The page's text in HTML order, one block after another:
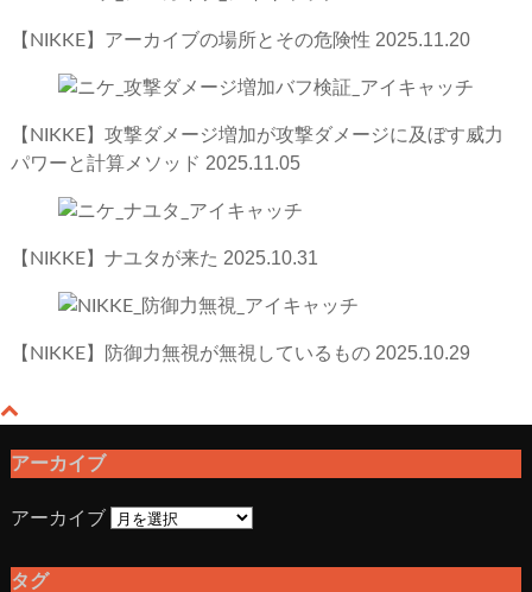
【NIKKE】アーカイブの場所とその危険性 2025.11.20
【NIKKE】攻撃ダメージ増加が攻撃ダメージに及ぼす威力
パワーと計算メソッド 2025.11.05
【NIKKE】ナユタが来た 2025.10.31
【NIKKE】防御力無視が無視しているもの 2025.10.29
アーカイブ
アーカイブ
タグ